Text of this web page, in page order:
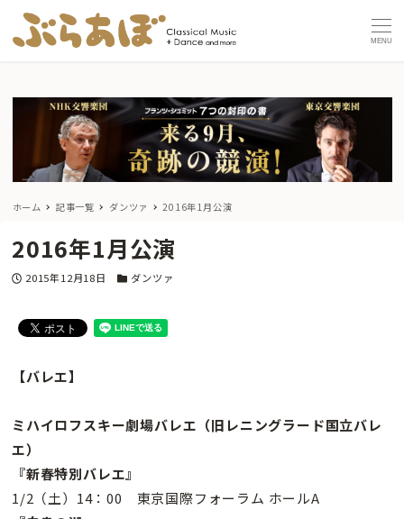
MENU
ホーム 記事一覧 ダンツァ 2016年1月公演
2016年1月公演
投稿日
2015年12月18日 カテゴリー
ダンツァ
【バレエ】
ミハイロフスキー劇場バレエ（旧レニングラード国立バレ
エ）
『新春特別バレエ』
1/2（土）14：00 東京国際フォーラム ホールA